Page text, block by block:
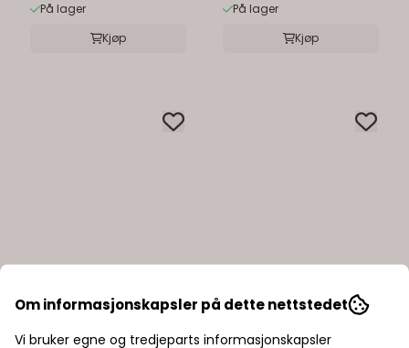
På lager
Kjøp
På lager
Kjøp
Om informasjonskapsler på dette nettstedet
Vi bruker egne og tredjeparts informasjonskapsler